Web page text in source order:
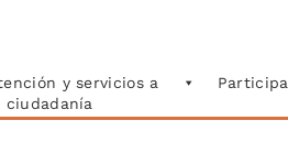
y servicios a
ciudadanía
Participa